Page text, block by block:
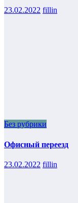
23.02.2022 fillin
Без рубрики
Офисный переезд
23.02.2022 fillin